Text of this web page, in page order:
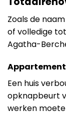
Zoals de
of volledige
Agatha-
Een huis
opknapbeurt
werken